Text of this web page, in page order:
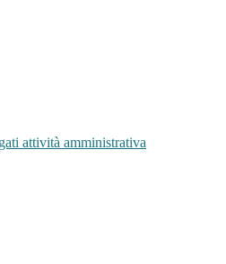
attività amministrativa